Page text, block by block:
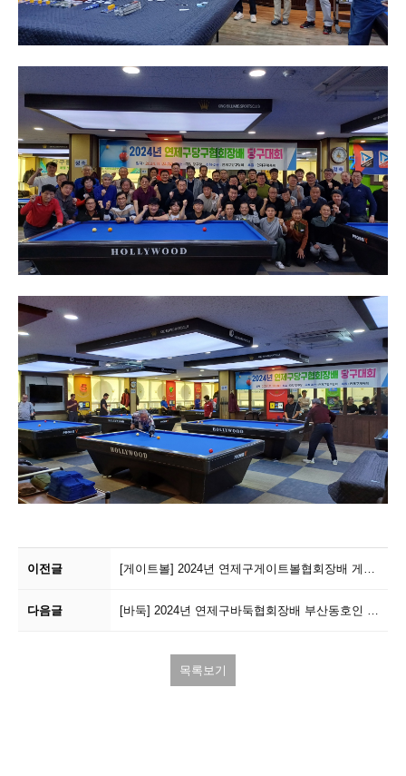
이전글 [게이트볼] 2024년 연제구게이트볼협회장배 게이트볼대회
다음글 [바둑] 2024년 연제구바둑협회장배 부산동호인 및 여성바...
목록보기